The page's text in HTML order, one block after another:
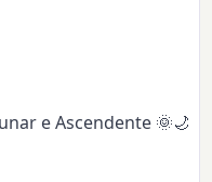
e Ascendente 🌞🌙✨